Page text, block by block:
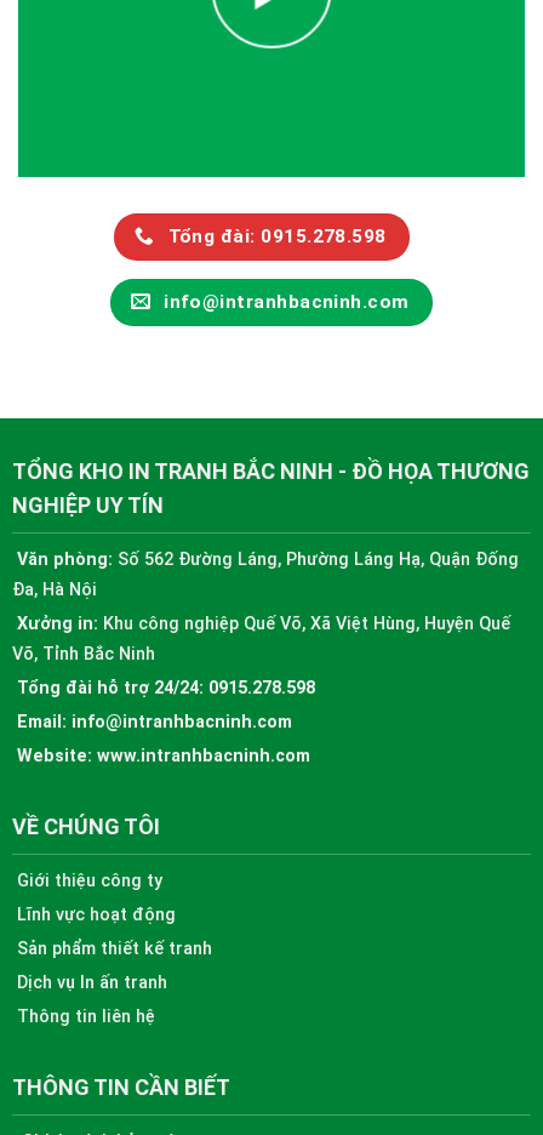
Tổng đài: 0915.278.598
info@intranhbacninh.com
TỔNG KHO IN TRANH BẮC NINH - ĐỒ HỌA THƯƠNG
NGHIỆP UY TÍN
Văn phòng: Số 562 Đường Láng, Phường Láng Hạ, Quận Đống
Đa, Hà Nội
Xưởng in: Khu công nghiệp Quế Võ, Xã Việt Hùng, Huyện Quế
Võ, Tỉnh Bắc Ninh
Tổng đài hỗ trợ 24/24: 0915.278.598
Email: info@intranhbacninh.com
Website: www.intranhbacninh.com
VỀ CHÚNG TÔI
Giới thiệu công ty
Lĩnh vực hoạt động
Sản phẩm thiết kế tranh
Dịch vụ In ấn tranh
Thông tin liên hệ
THÔNG TIN CẦN BIẾT